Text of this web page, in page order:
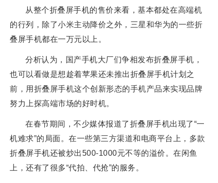
从整个折叠屏手机的售价来看，基本都处在高端机
的行列，除了小米主动降价之外，三星和华为的一些折
叠屏手机都在一万元以上。
分析认为，国产手机大厂们争相发布折叠屏手机，
也可以看做是想趁着苹果还未推出折叠屏手机计划之
前，用折叠屏手机这个创新形态的手机产品来实现品牌
努力上探高端市场的好时机。
在春节期间，不少媒体报道了折叠屏手机出现了“一
机难求”的局面。在一些第三方渠道和电商平台上，多款
折叠屏手机还被炒出500-1000元不等的溢价。在闲鱼
上，还有了很多“代拍、代抢”的服务。